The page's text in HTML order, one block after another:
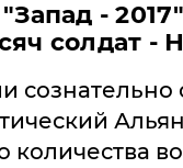
-
солдат -
сознательно
количества